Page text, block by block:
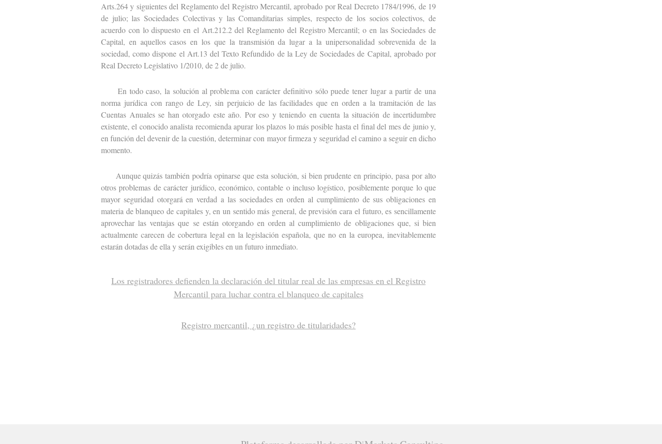
Arts.264 y siguientes del Reglamento del Registro Mercantil, aprobado por Real Decreto 1784/1996, de 19
de julio; las Sociedades Colectivas y las Comanditarias simples, respecto de los socios colectivos, de
acuerdo con lo dispuesto en el Art.212.2 del Reglamento del Registro Mercantil; o en las Sociedades de
Capital, en aquellos casos en los que la transmisión da lugar a la unipersonalidad sobrevenida de la
sociedad, como dispone el Art.13 del Texto Refundido de la Ley de Sociedades de Capital, aprobado por
Real Decreto Legislativo 1/2010, de 2 de julio.
En todo caso, la solución al problema con carácter definitivo sólo puede tener lugar a partir de una
norma jurídica con rango de Ley, sin perjuicio de las facilidades que en orden a la tramitación de las
Cuentas Anuales se han otorgado este año. Por eso y teniendo en cuenta la situación de incertidumbre
existente, el conocido analista recomienda apurar los plazos lo más posible hasta el final del mes de junio y,
en función del devenir de la cuestión, determinar con mayor firmeza y seguridad el camino a seguir en dicho
momento.
Aunque quizás también podría opinarse que esta solución, si bien prudente en principio, pasa por alto
otros problemas de carácter jurídico, económico, contable o incluso logístico, posiblemente porque lo que
mayor seguridad otorgará en verdad a las sociedades en orden al cumplimiento de sus obligaciones en
materia de blanqueo de capitales y, en un sentido más general, de previsión cara el futuro, es sencillamente
aprovechar las ventajas que se están otorgando en orden al cumplimiento de obligaciones que, si bien
actualmente carecen de cobertura legal en la legislación española, que no en la europea, inevitablemente
estarán dotadas de ella y serán exigibles en un futuro inmediato.
Los registradores defienden la declaración del titular real de las empresas en el Registro
Mercantil para luchar contra el blanqueo de capitales
Registro mercantil, ¿un registro de titularidades?